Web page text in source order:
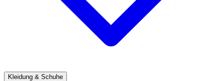
Kleidung & Schuhe